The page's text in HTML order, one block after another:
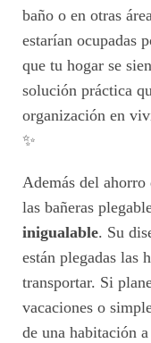
baño o en otras
estarían ocupadas
que tu hogar se
solución práctica
organización en
✨
Además del ahorro
las bañeras
inigualable. Su
están plegadas las
transportar. Si
vacaciones o
de una habitación